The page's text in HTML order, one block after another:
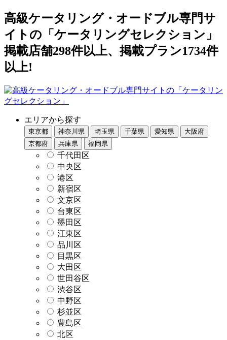
高級ケータリング・オードブル専門サ
イトの「ケータリングセレクション」
掲載店舗298件以上、掲載プラン1734件
以上!
エリアから探す
東京都 神奈川県 埼玉県 千葉県 愛知県
大阪府
京都府
兵庫県 福岡県
千代田区
中央区
港区
新宿区
文京区
台東区
墨田区
江東区
品川区
目黒区
大田区
世田谷区
渋谷区
中野区
杉並区
豊島区
北区